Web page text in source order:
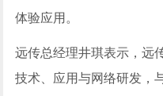
体验应用。
远传总经理井琪表示，远
技术、应用与网络研发，